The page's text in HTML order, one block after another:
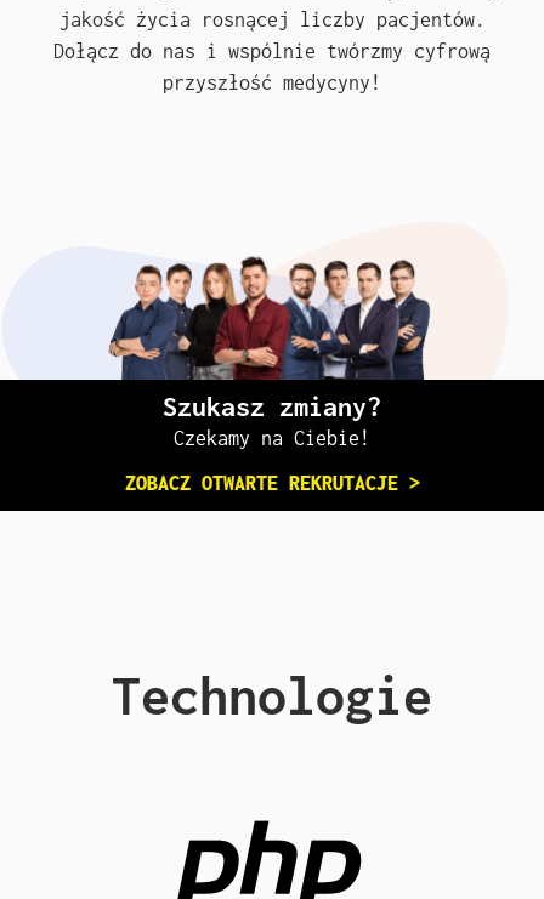
jakość życia rosnącej liczby pacjentów.
Dołącz do nas i wspólnie twórzmy cyfrową
przyszłość medycyny!
Szukasz zmiany?
Czekamy na Ciebie!
ZOBACZ OTWARTE REKRUTACJE >
Technologie